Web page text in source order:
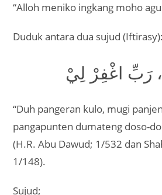
“Alloh meniko ingkang moho
Duduk antara dua sujud (Iftirasy):
رَبِّ اغْفِرْ لِيْ
“Duh pangeran kulo, mugi
pangapunten dumateng doso-
(H.R. Abu Dawud; 1/532 dan
1/148).
Sujud;